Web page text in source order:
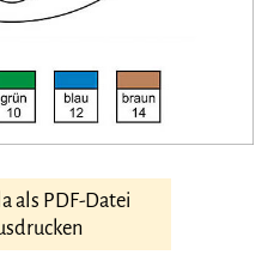
als PDF-Datei